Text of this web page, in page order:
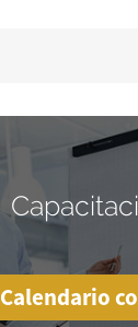
Calendario